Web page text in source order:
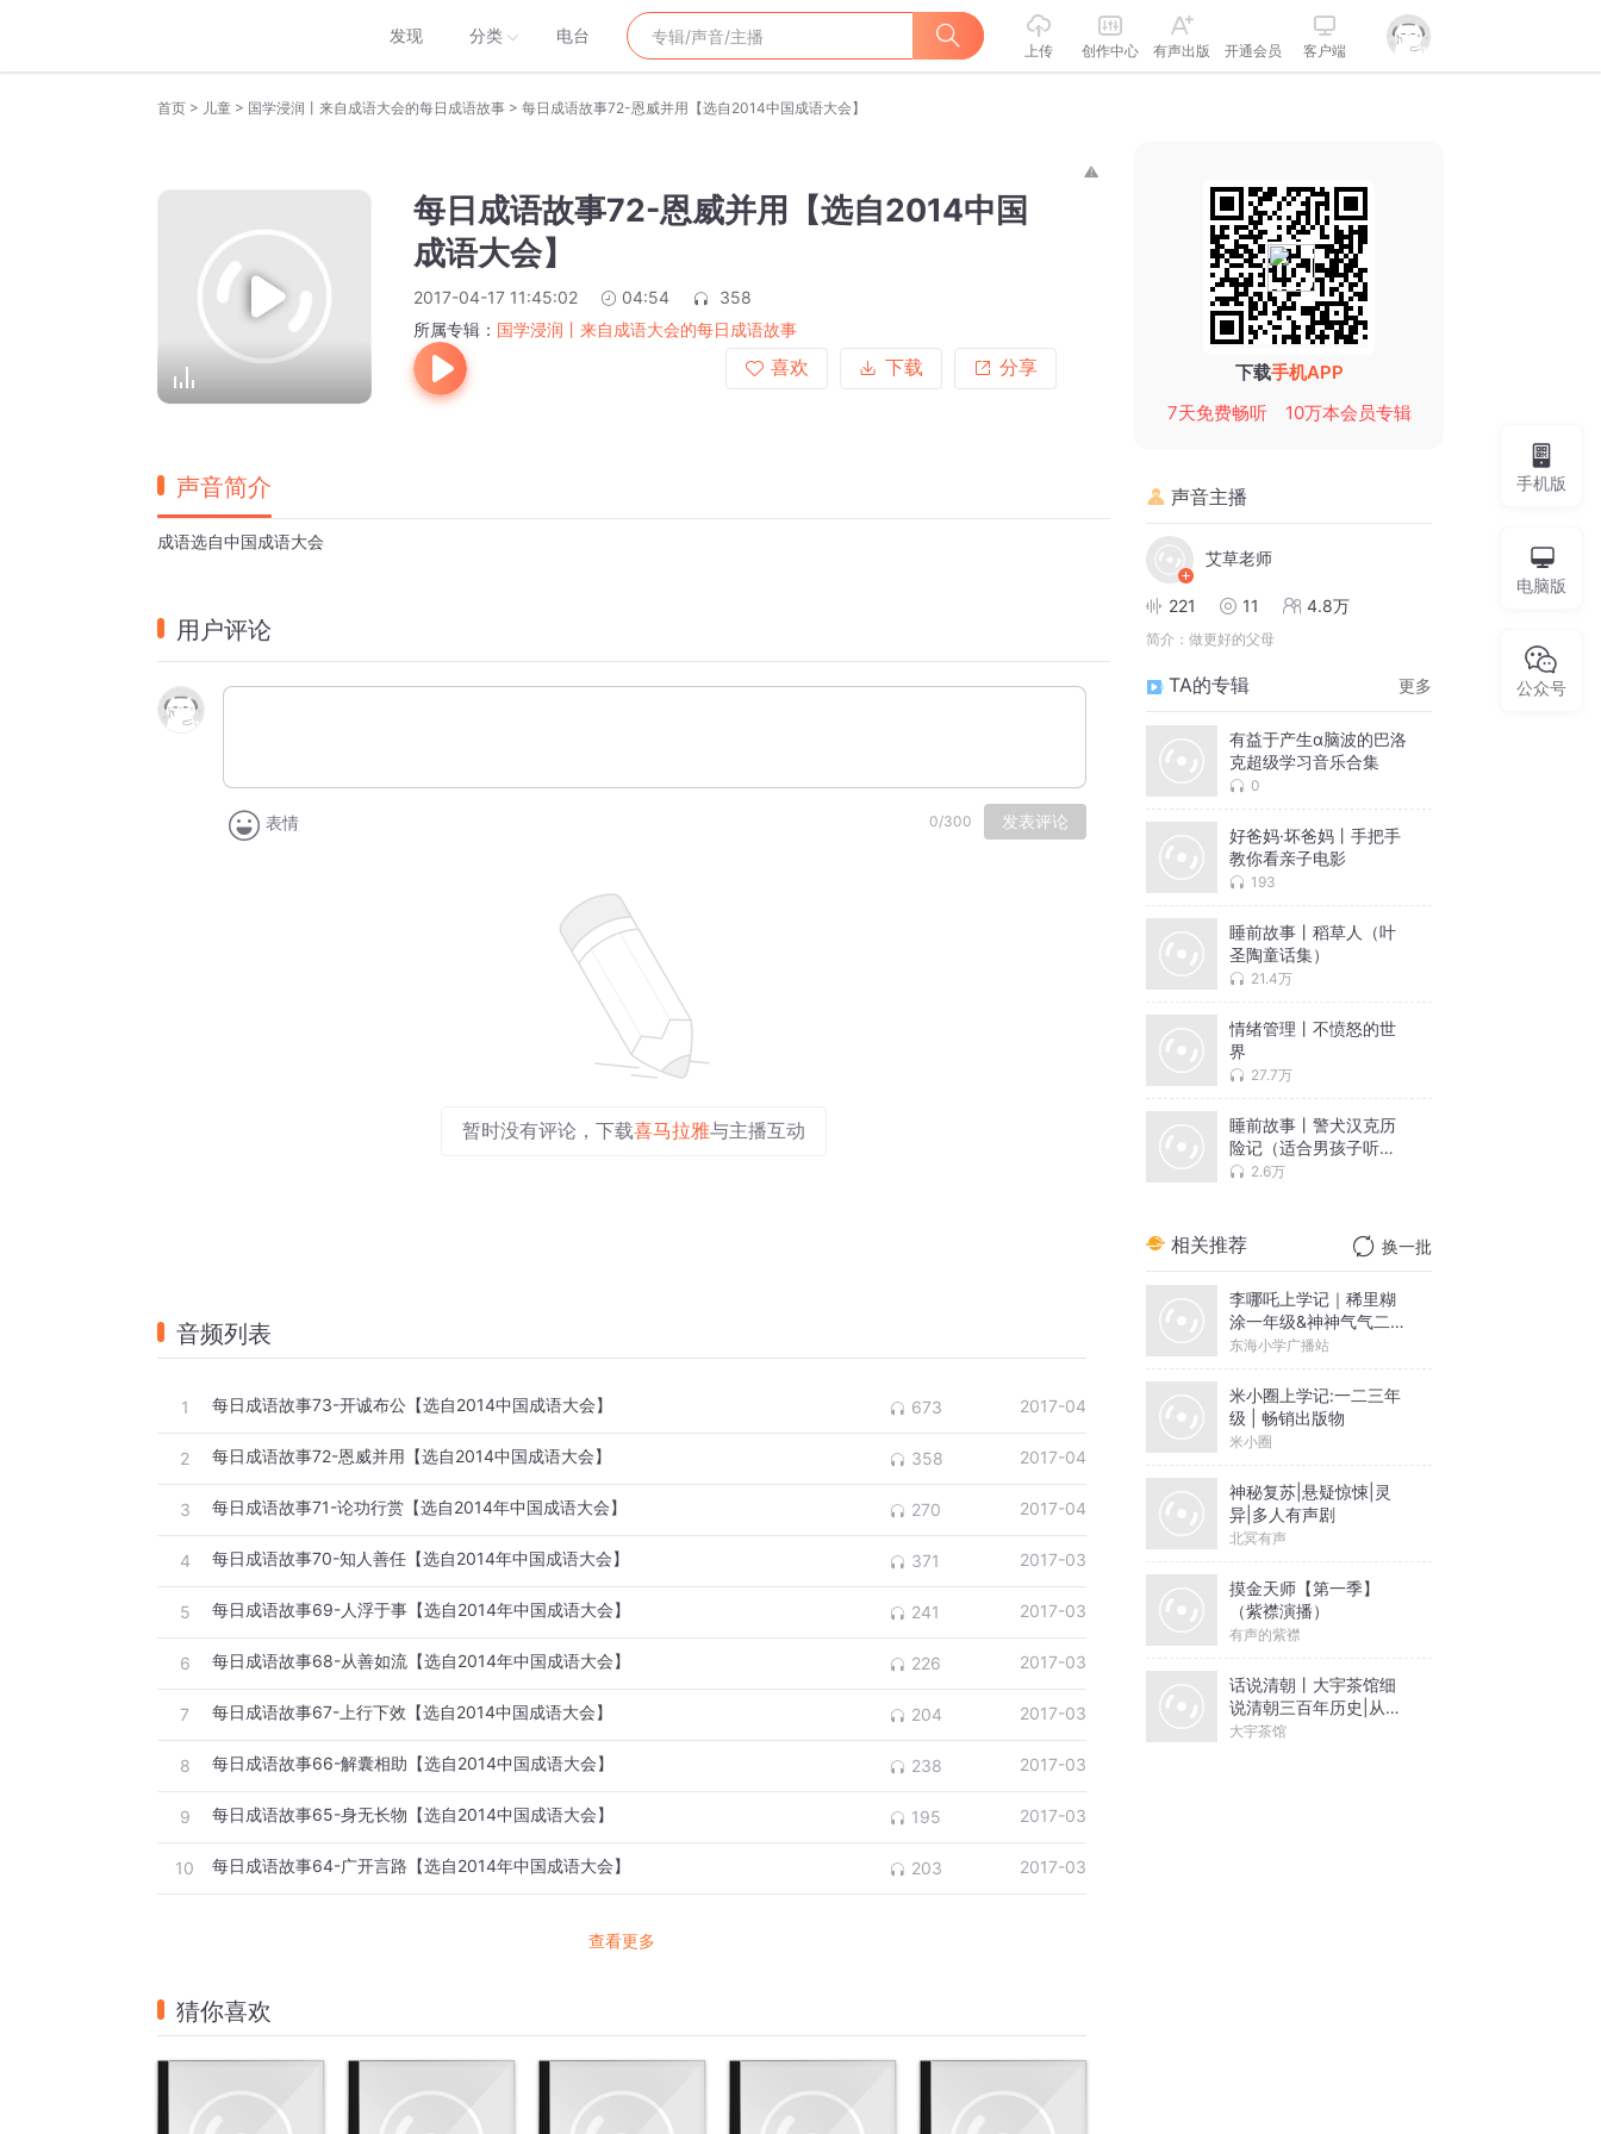
发现 分类 电台
上传 创作中心 有声出版 开通会员 客户端
首页 > 儿童 > 国学浸润丨来自成语大会的每日成语故事 > 每日成语故事72-恩威并用【选自2014中国成语大会】
每日成语故事72-恩威并用【选自2014中国
成语大会】
2017-04-17 11:45:02 04:54
358
所属专辑： 国学浸润丨来自成语大会的每日成语故事
喜欢
下载 分享
声音简介
成语选自中国成语大会
用户评论
表情 0/300 发表评论
暂时没有评论，下载喜马拉雅与主播互动
音频列表
1 每日成语故事73-开诚布公【选自2014中国成语大会】 673 2017-04
2 每日成语故事72-恩威并用【选自2014中国成语大会】 358 2017-04
3 每日成语故事71-论功行赏【选自2014年中国成语大会】 270 2017-04
4 每日成语故事70-知人善任【选自2014年中国成语大会】 371 2017-03
5 每日成语故事69-人浮于事【选自2014年中国成语大会】 241 2017-03
6 每日成语故事68-从善如流【选自2014年中国成语大会】 226 2017-03
7 每日成语故事67-上行下效【选自2014中国成语大会】 204 2017-03
8 每日成语故事66-解囊相助【选自2014中国成语大会】 238 2017-03
9 每日成语故事65-身无长物【选自2014中国成语大会】 195 2017-03
10 每日成语故事64-广开言路【选自2014年中国成语大会】 203 2017-03
查看更多
猜你喜欢
下载手机APP
7天免费畅听
10万本会员专辑
声音主播
艾草老师
221 11 4.8万
简介： 做更好的父母
TA的专辑 更多
有益于产生α脑波的巴洛
克超级学习音乐合集
0
好爸妈·坏爸妈丨手把手
教你看亲子电影
193
睡前故事丨稻草人（叶
圣陶童话集）
21.4万
情绪管理丨不愤怒的世
界
27.7万
睡前故事丨警犬汉克历
险记（适合男孩子听的
故事）
2.6万
相关推荐 换一批
李哪吒上学记｜稀里糊
涂一年级&神神气气二年
级
东海小学广播站
米小圈上学记:一二三年
级 | 畅销出版物
米小圈
神秘复苏|悬疑惊悚|灵
异|多人有声剧
北冥有声
摸金天师【第一季】
（紫襟演播）
有声的紫襟
话说清朝丨大宇茶馆细
说清朝三百年历史|从努
尔哈赤到末代皇帝溥仪|
大宇茶馆
手机版
电脑版
公众号